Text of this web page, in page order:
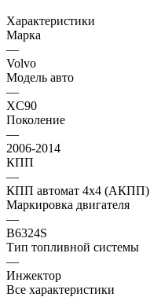
Характеристики
Марка
—
Volvo
Модель авто
—
XC90
Поколение
—
2006-2014
КПП
—
КПП автомат 4х4 (АКПП)
Маркировка двигателя
—
B6324S
Тип топливной системы
—
Инжектор
Все характеристики